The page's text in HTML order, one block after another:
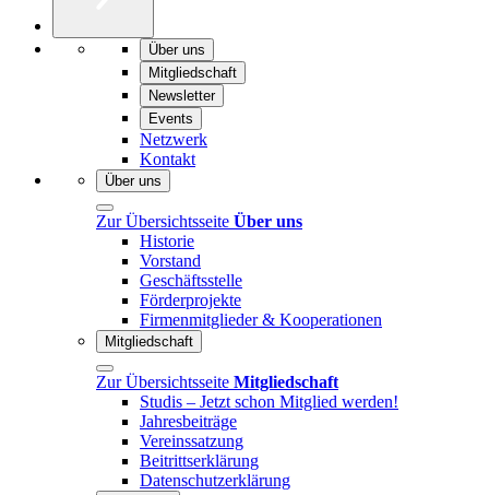
Über uns
Mitgliedschaft
Newsletter
Events
Netzwerk
Kontakt
Über uns
Zur Übersichtsseite Über uns
Historie
Vorstand
Geschäftsstelle
Förderprojekte
Firmenmitglieder & Kooperationen
Mitgliedschaft
Zur Übersichtsseite Mitgliedschaft
Studis – Jetzt schon Mitglied werden!
Jahresbeiträge
Vereinssatzung
Beitrittserklärung
Datenschutzerklärung